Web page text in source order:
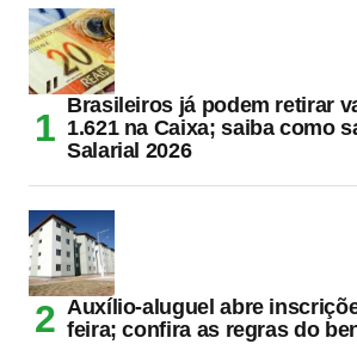
Brasileiros já podem retirar
1.621 na Caixa; saiba como
Salarial 2026
Auxílio-aluguel abre
feira; confira as regras do